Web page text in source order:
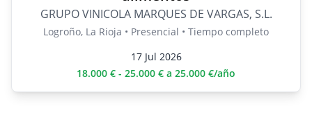
GRUPO VINICOLA MARQUES DE VARGAS, S.L.
Logroño, La Rioja • Presencial • Tiempo completo
17 Jul 2026
18.000 € - 25.000 € a 25.000 €/año